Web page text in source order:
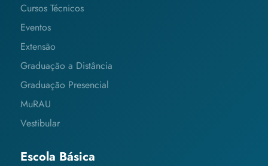
Cursos Técnicos
Eventos
Extensão
Graduação a Distância
Graduação Presencial
MuRAU
Vestibular
Escola Básica